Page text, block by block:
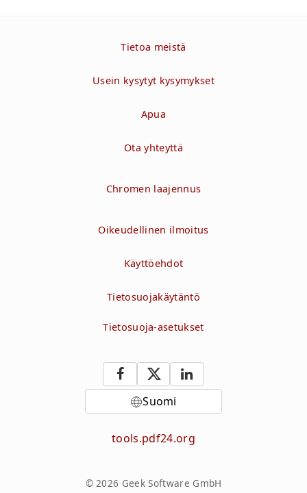
Tietoa meistä
Usein kysytyt kysymykset
Apua
Ota yhteyttä
Chromen laajennus
Oikeudellinen ilmoitus
Käyttöehdot
Tietosuojakäytäntö
Tietosuoja-asetukset
Suomi
tools.pdf24.org
© 2026 Geek Software GmbH